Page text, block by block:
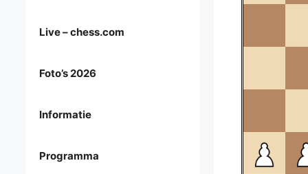
Live – chess.com
Foto’s 2026
Informatie
Programma